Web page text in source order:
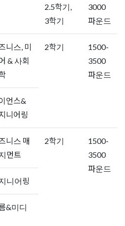
2.5학기,
3학기
3000
파운드
니스, 미
& 사회
2학기
1500-
3500
파운드
언스&
니어링
니스 매
먼트
2학기
1500-
3500
파운드
니어링
&미디